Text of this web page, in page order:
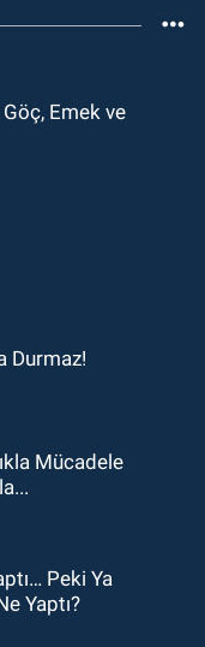
Göç, Emek ve
Durmaz!
Mücadele
Ya
Yaptı?